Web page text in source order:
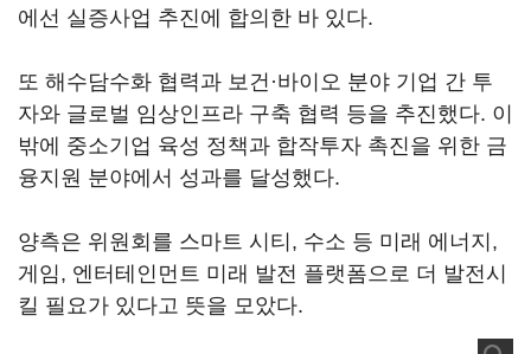
에선 실증사업 추진에 합의한 바 있다.
또 해수담수화 협력과 보건·바이오 분야 기업 간 투
자와 글로벌 임상인프라 구축 협력 등을 추진했다. 이
밖에 중소기업 육성 정책과 합작투자 촉진을 위한 금
융지원 분야에서 성과를 달성했다.
양측은 위원회를 스마트 시티, 수소 등 미래 에너지,
게임, 엔터테인먼트 미래 발전 플랫폼으로 더 발전시
킬 필요가 있다고 뜻을 모았다.